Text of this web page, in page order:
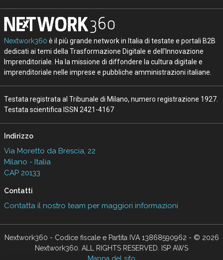
Nextwork360 è il più grande network in Italia di testate e portali B2B
dedicati ai temi della Trasformazione Digitale e dell’Innovazione
Imprenditoriale. Ha la missione di diffondere la cultura digitale e
imprenditoriale nelle imprese e pubbliche amministrazioni italiane.
Testata registrata al Tribunale di Milano, numero registrazione 1927.
Testata scientifica ISSN 2421-4167
Indirizzo
Via Moretto da Brescia, 22
Milano - Italia
CAP 20133
Contatti
Contatta il nostro team per maggiori informazioni
Nextwork360 - Codice fiscale e Partita IVA 13868590962 - © 2026
Nextwork360. ALL RIGHTS RESERVED. ISP AWS